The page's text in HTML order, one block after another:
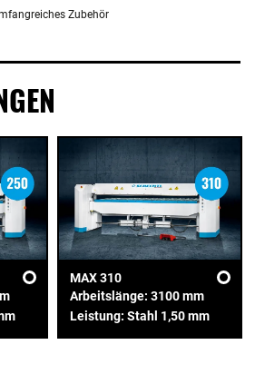
Zubehör
MAX 310
Arbeitslänge: 3100 mm
Leistung: Stahl 1,50 mm